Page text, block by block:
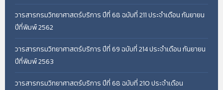
วารสารกรมวิทยาศาสตร์บริการ ปีที่ 68 ฉบับที่ 211 ประจำเดือน กันยายน
ปีที่พิมพ์ 2562
วารสารกรมวิทยาศาสตร์บริการ ปีที่ 69 ฉบับที่ 214 ประจำเดือน กันยายน
ปีที่พิมพ์ 2563
วารสารกรมวิทยาศาสตร์บริการ ปีที่ 68 ฉบับที่ 210 ประจำเดือน